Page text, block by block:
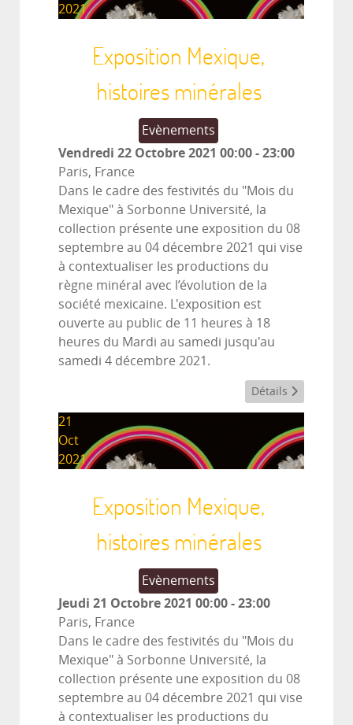
2021
Exposition Mexique,
histoires minérales
Evènements
Vendredi 22 Octobre 2021 00:00-23:00
Paris, France
Dans le cadre des festivités du "Mois du
Mexique" à Sorbonne Université, la
collection présente une exposition du 08
septembre au 04 décembre 2021 qui vise
à contextualiser les productions du
règne minéral avec l’évolution de la
société mexicaine. L'exposition est
ouverte au public de 11 heures à 18
heures du Mardi au samedi jusqu'au
samedi 4 décembre 2021.
Détails
21
Oct
2021
Exposition Mexique,
histoires minérales
Evènements
Jeudi 21 Octobre 2021 00:00-23:00
Paris, France
Dans le cadre des festivités du "Mois du
Mexique" à Sorbonne Université, la
collection présente une exposition du 08
septembre au 04 décembre 2021 qui vise
à contextualiser les productions du